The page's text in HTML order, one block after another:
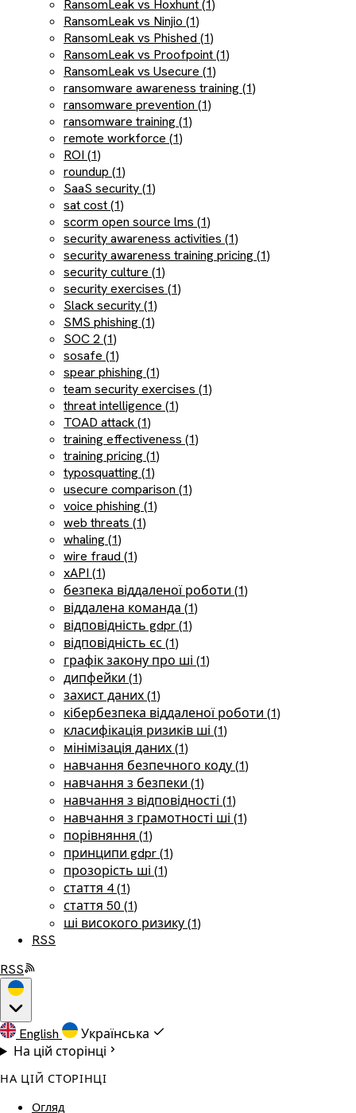
RansomLeak vs Hoxhunt (1)
RansomLeak vs Ninjio (1)
RansomLeak vs Phished (1)
RansomLeak vs Proofpoint (1)
RansomLeak vs Usecure (1)
ransomware awareness training (1)
ransomware prevention (1)
ransomware training (1)
remote workforce (1)
ROI (1)
roundup (1)
SaaS security (1)
sat cost (1)
scorm open source lms (1)
security awareness activities (1)
security awareness training pricing (1)
security culture (1)
security exercises (1)
Slack security (1)
SMS phishing (1)
SOC 2 (1)
sosafe (1)
spear phishing (1)
team security exercises (1)
threat intelligence (1)
TOAD attack (1)
training effectiveness (1)
training pricing (1)
typosquatting (1)
usecure comparison (1)
voice phishing (1)
web threats (1)
whaling (1)
wire fraud (1)
xAPI (1)
безпека віддаленої роботи (1)
віддалена команда (1)
відповідність gdpr (1)
відповідність єс (1)
графік закону про ші (1)
дипфейки (1)
захист даних (1)
кібербезпека віддаленої роботи (1)
класифікація ризиків ші (1)
мінімізація даних (1)
навчання безпечного коду (1)
навчання з безпеки (1)
навчання з відповідності (1)
навчання з грамотності ші (1)
порівняння (1)
принципи gdpr (1)
прозорість ші (1)
стаття 4 (1)
стаття 50 (1)
ші високого ризику (1)
RSS
RSS
English
Українська
На цій сторінці
НА ЦІЙ СТОРІНЦІ
Огляд